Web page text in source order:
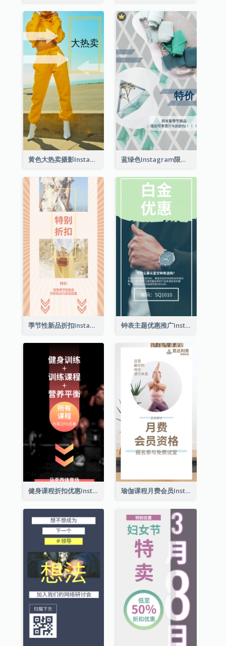
黄色大热卖摄影Instagram限时动态 蓝绿色Instagram限时动态
季节性新品折扣Instagram限时动态 钟表主题优惠推广Instagram限时动态
健身课程折扣优惠Instagram限时动态 瑜伽课程月费会员Instagram帖子